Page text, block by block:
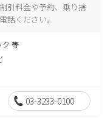
引料金や予約、乗り捨
話ください。
ク 等
03-3233-0100